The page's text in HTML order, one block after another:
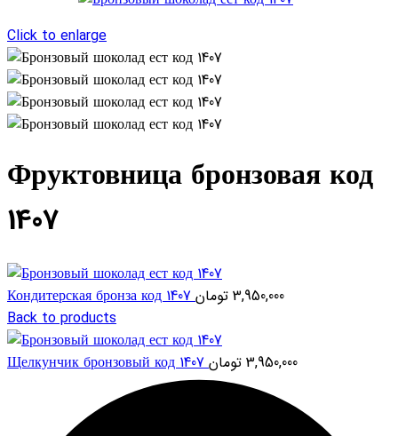
Click to enlarge
Фруктовница бронзовая код
1407
Кондитерская бронза код 1407 3,950,000 تومان
Back to products
Щелкунчик бронзовый код 1407
3,950,000 تومان